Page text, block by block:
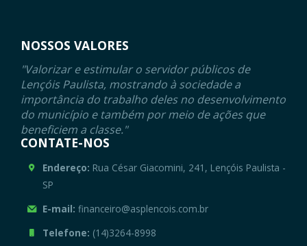
NOSSOS VALORES
"Valorizar e estimular o servidor públicos de
Lençóis Paulista, mostrando à sociedade a
importância do trabalho deles no desenvolvimento
do município e também por meio de ações que
beneficiem a classe."
CONTATE-NOS
Endereço: Rua César Giacomini, 241, Lençóis Paulista -
SP
E-mail: financeiro@asplencois.com.br
Telefone: (14)3264-8998